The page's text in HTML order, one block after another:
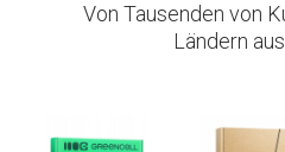
Von Tausenden von
Ländern